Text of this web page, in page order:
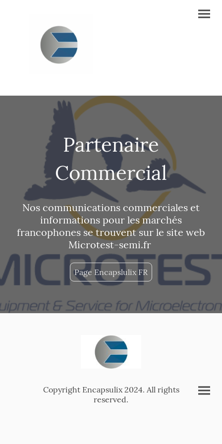
Partenaire
Commercial
Nos communications commerciales et
informations pour les marchés
francophones se trouvent sur le site web
Microtest-semi.fr
Page Encapslulix FR
Copyright Encapsulix 2024. All rights
reserved.